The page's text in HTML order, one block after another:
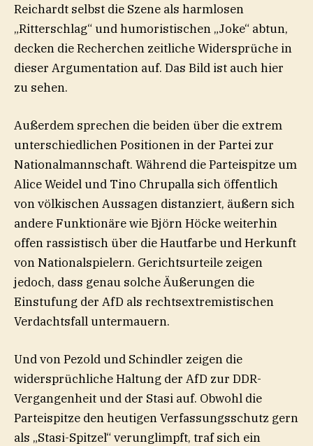
Reichardt selbst die Szene als harmlosen
„Ritterschlag“ und humoristischen „Joke“ abtun,
decken die Recherchen zeitliche Widersprüche in
dieser Argumentation auf. ⁠Das Bild ist auch hier
zu sehen.⁠⁠
Außerdem sprechen die beiden über die extrem
unterschiedlichen Positionen in der Partei zur
Nationalmannschaft. Während die Parteispitze um
Alice Weidel und Tino Chrupalla sich öffentlich
von völkischen Aussagen distanziert, äußern sich
andere Funktionäre wie Björn Höcke weiterhin
offen rassistisch über die Hautfarbe und Herkunft
von Nationalspielern. Gerichtsurteile zeigen
jedoch, dass genau solche Äußerungen die
Einstufung der AfD als rechtsextremistischen
Verdachtsfall untermauern.
Und von Pezold und Schindler zeigen die
widersprüchliche Haltung der AfD zur DDR-
Vergangenheit und der Stasi auf. Obwohl die
Parteispitze den heutigen Verfassungsschutz gern
als „Stasi-Spitzel“ verunglimpft, traf sich ein